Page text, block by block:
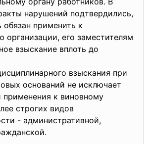
нарушений подтвердились,
обязан применить к
организации, его заместителям
взыскание вплоть до
взыскания при
оснований не исключает
к виновному
строгих видов
- административной,